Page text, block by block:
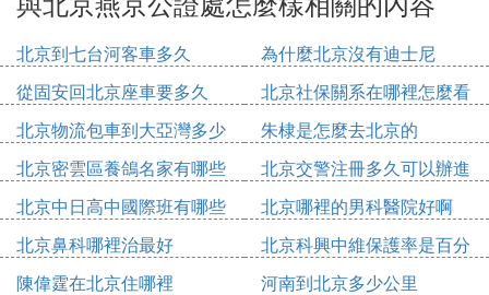
一、城六區（西城、東城、朝陽、海淀、豐台、石景
山）
1、北京市精誠公證處👍👍
2、北京市國立公證處
3、北京市方正公證處
4、北京市中信公證處
北京到七台河客車多久
為什麼北京沒有迪士尼
從固安回北京座車要多久
北京社保關系在哪裡怎麼看
北京物流包車到大亞灣多少
錢
朱棣是怎麼去北京的
北京密雲區養鴿名家有哪些
人
北京交警注冊多久可以辦進
京證
北京中日高中國際班有哪些
北京哪裡的男科醫院好啊
北京鼻科哪裡治最好
北京科興中維保護率是百分
之多少
陳偉霆在北京住哪裡 河南到北京多少公里